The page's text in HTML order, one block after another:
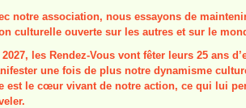
notre association, nous essayons de
culturelle ouverte sur les autres et sur le
2027, les Rendez-Vous vont fêter leurs 25 ans
une fois de plus notre dynamisme
est le cœur vivant de notre action, ce qui lui